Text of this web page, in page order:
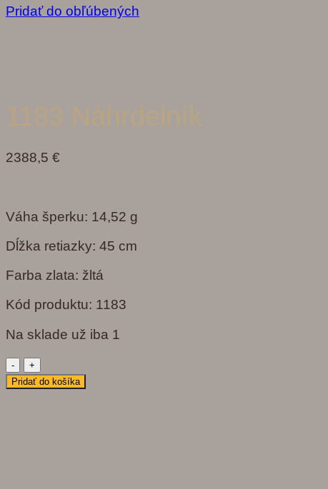
Pridať do obľúbených
1183 Náhrdelník
2388,5 €
Váha šperku: 14,52 g
Dĺžka retiazky: 45 cm
Farba zlata: žltá
Kód produktu: 1183
Na sklade už iba 1
množstvo
1183
Náhrdelník
Pridať do košíka